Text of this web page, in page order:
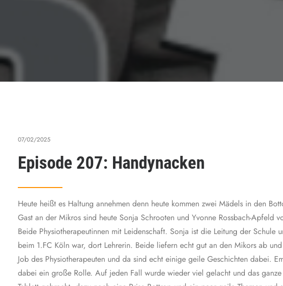
07/02/2025
Episode 207: Handynacken
Heute heißt es Haltung annehmen denn heute kommen zwei Mädels in den
Gast an der Mikros sind heute Sonja Schrooten und Yvonne Rossbach-Apfeld
Beide Physiotherapeutinnen mit Leidenschaft. Sonja ist die Leitung der Schule
beim 1.FC Köln war, dort Lehrerin. Beide liefern echt gut an den Mikors ab
Job des Physiotherapeuten und da sind echt einige geile Geschichten dabei.
dabei ein große Rolle. Auf jeden Fall wurde wieder viel gelacht und das ganze